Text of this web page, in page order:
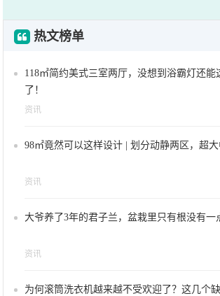
热文榜单
118㎡简约美式三室两厅，没想到浴霸灯还能
了！
资讯
98㎡竟然可以这样设计 | 划分动静两区，超大
资讯
大爷养了3年的君子兰，盆栽里只有根没有一
资讯
为何滚筒洗衣机越来越不受欢迎了？这几个